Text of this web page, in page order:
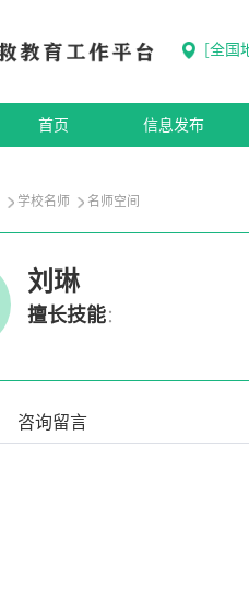
全国
首页 信息发布
学校名师 名师空间
刘琳
擅长技能：
咨询留言